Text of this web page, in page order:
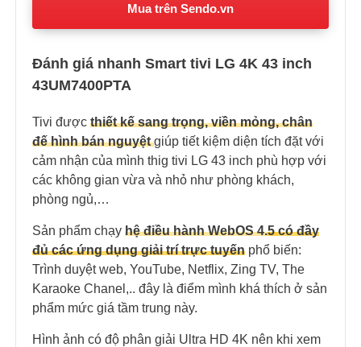
Mua trên Sendo.vn
Đánh giá nhanh Smart tivi LG 4K 43 inch
43UM7400PTA
Tivi được thiết kế sang trọng, viền mỏng, chân
đế hình bán nguyệtgiúp tiết kiệm diện tích đặt với
cảm nhận của mình thig tivi LG 43 inch phù hợp với
các không gian vừa và nhỏ như phòng khách,
phòng ngủ,…
Sản phẩm chạy hệ điều hành WebOS 4.5có đầy
đủ các ứng dụng giải trí trực tuyến phổ biến:
Trình duyệt web, YouTube, Netflix, Zing TV, The
Karaoke Chanel,.. đây là điểm mình khá thích ở sản
phẩm mức giá tầm trung này.
Hình ảnh có độ phân giải Ultra HD 4K nên khi xem